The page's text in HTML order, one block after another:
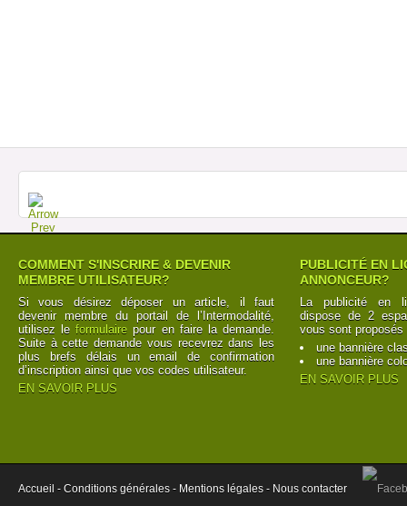
COMMENT S'INSCRIRE & DEVENIR
MEMBRE UTILISATEUR?
Si vous désirez déposer un article, il faut
devenir membre du portail de l’Intermodalité,
utilisez leformulaire pour en faire la demande.
Suite à cette demande vous recevrez dans les
plus brefs délais un email de confirmation
d’inscription ainsi que vos codes utilisateur.
EN SAVOIR PLUS
PUBLICITÉ EN
ANNONCEUR?
La publicité en
dispose de 2
vous sont proposés
une bannière
une bannière
EN SAVOIR PLUS
Accueil - Conditions générales - Mentions légales - Nous contacter